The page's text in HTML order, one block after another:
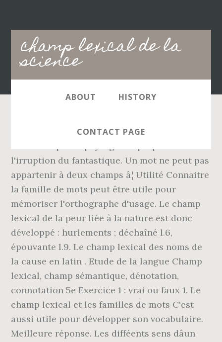
champ lexical de la
science
Main
navigation
ABOUT HISTORY
CONTACT PAGE
Meilleure réponse. Ainsi, tous ces éléments
l'irruption du fantastique. Un mot ne peut pas
appartenir à deux champs â¦ Utilité Connaitre
la famille de mots peut être utile pour
mémoriser l'orthographe d'usage. Le champ
lexical de la peur liée à la nature est donc
développé : hurlements ; déchaîné l.6,
épouvante l.9. Le champ lexical des noms de
la cause en latin . Etude de la langue Champ
lexical, champ sémantique, dénotation,
connotation 5e Exercice 1 : vrai ou faux 1. Le
champ lexical et les familles de mots C'est
aussi utile pour développer son vocabulaire.
Meilleure réponse. Les difféents sens dâun